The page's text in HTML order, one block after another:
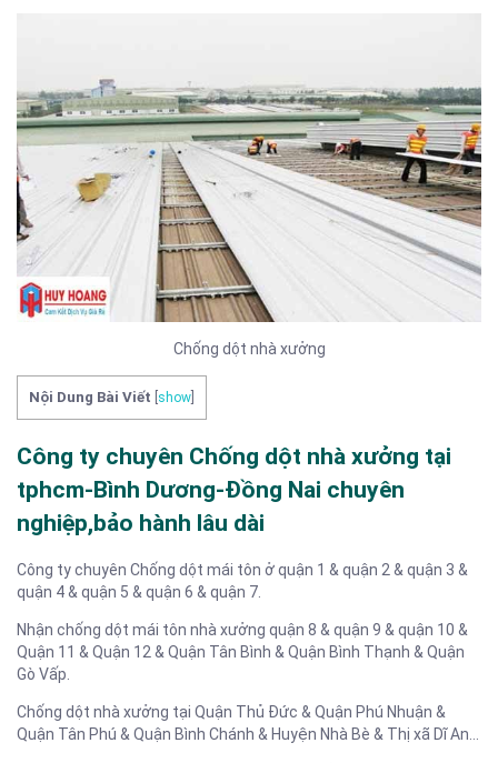
Chống dột nhà xưởng
Nội Dung Bài Viết show
Công ty chuyên Chống dột nhà xưởng tại
tphcm-Bình Dương-Đồng Nai chuyên
nghiệp,bảo hành lâu dài
Công ty chuyên Chống dột mái tôn ở quận 1 & quận 2 & quận 3 &
quận 4 & quận 5 & quận 6 & quận 7.
Nhận chống dột mái tôn nhà xưởng quận 8 & quận 9 & quận 10 &
Quận 11 & Quận 12 & Quận Tân Bình & Quận Bình Thạnh & Quận
Gò Vấp.
Chống dột nhà xưởng tại Quận Thủ Đức & Quận Phú Nhuận &
Quận Tân Phú & Quận Bình Chánh & Huyện Nhà Bè & Thị xã Dĩ An…